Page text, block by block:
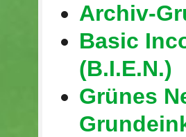
Archiv-
Basic
(B.I.E.N.)
Grünes